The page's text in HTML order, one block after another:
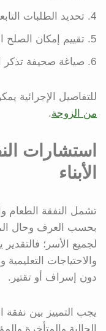
تحديد الطلبات
تقييم إمكان الصلح
صياغة صحيفة تذكر
للتفاصيل الإجرائية
من الزوجة.
استشارات
الأبناء
تشمل النفقة الطعام
بحسب العرف وحال
لجميع الأسر؛ فالتقدير
والاحتياجات
دون إسراف أو تقتير.
يجب التمييز بين نفقة
الحالية والمتأخرة